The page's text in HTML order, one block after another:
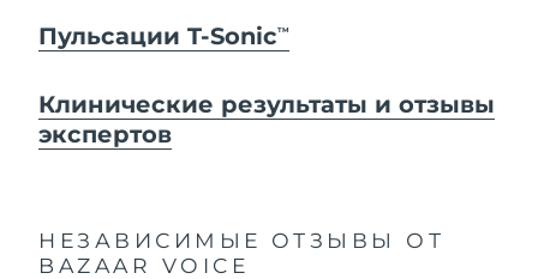
Пульсации T-SonicTM
Клинические результаты и отзывы
экспертов
НЕЗАВИСИМЫЕ ОТЗЫВЫ
ОТ
BAZAAR VOICE